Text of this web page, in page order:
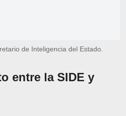
de Inteligencia del Estado.
entre la SIDE y